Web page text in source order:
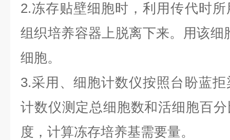
2.冻存贴壁细胞时，利用传代时
组织培养容器上脱离下来。用该细
细胞。
3.采用、细胞计数仪按照台盼蓝
计数仪测定总细胞数和活细胞百
度，计算冻存培养基需要量。